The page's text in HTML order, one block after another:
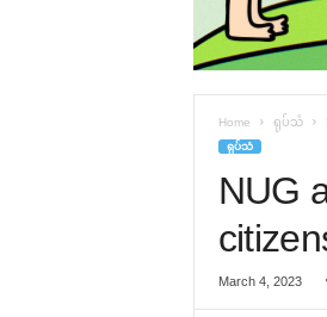
Home ရုပ်သံ
ရုပ်သံ
NUG
March 4, 2023